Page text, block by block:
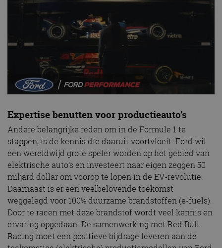
Expertise benutten voor productieauto’s
Andere belangrijke reden om in de Formule 1 te
stappen, is de kennis die daaruit voortvloeit. Ford wil
een wereldwijd grote speler worden op het gebied van
elektrische auto’s en investeert naar eigen zeggen 50
miljard dollar om voorop te lopen in de EV-revolutie.
Daarnaast is er een veelbelovende toekomst
weggelegd voor 100% duurzame brandstoffen (e-fuels).
Door te racen met deze brandstof wordt veel kennis en
ervaring opgedaan. De samenwerking met Red Bull
Racing moet een positieve bijdrage leveren aan de